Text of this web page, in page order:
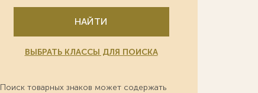
НАЙТИ
ВЫБРАТЬ КЛАССЫ ДЛЯ ПОИСКА
товарных знаков может содержать